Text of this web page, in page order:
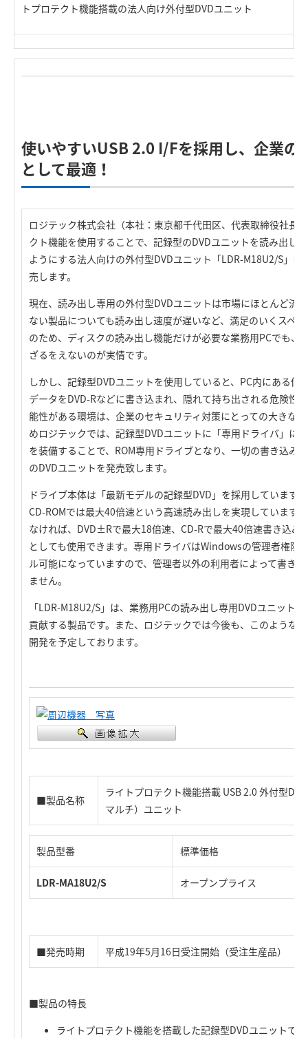
トプロテクト機能搭載の法人向け外付型DVDユニット
使いやすいUSB 2.0 I/Fを採用し、企業の
として最適！
ロジテック株式会社（本社：東京都千代田区、代表取締役社長
クト機能を使用することで、記録型のDVDユニットを読み出し
ようにする法人向けの外付型DVDユニット「LDR-M18U2/S」
売します。
現在、読み出し専用の外付型DVDユニットは市場にほとんど流
ない製品についても読み出し速度が遅いなど、満足のいくスペ
のため、ディスクの読み出し機能だけが必要な業務用PCでも、
ざるをえないのが実情です。
しかし、記録型DVDユニットを使用していると、PC内にある個
データをDVD-Rなどに書き込まれ、隠れて持ち出される危険性
能性がある環境は、企業のセキュリティ対策にとっての大きな
めロジテックでは、記録型DVDユニットに「専用ドライバ」に
を装備することで、ROM専用ドライブとなり、一切の書き込み
のDVDユニットを発売致します。
ドライブ本体は「最新モデルの記録型DVD」を採用しています
CD-ROMでは最大40倍速という高速読み出しを実現しています
なければ、DVD±Rで最大18倍速、CD-Rで最大40倍速書き込み
としても使用できます。専用ドライバはWindowsの管理者権限
ル可能になっていますので、管理者以外の利用者によって書き
ません。
「LDR-M18U2/S」は、業務用PCの読み出し専用DVDユニット
貢献する製品です。また、ロジテックでは今後も、このような
開発を予定しております。
■製品名称
ライトプロテクト機能搭載 USB 2.0 外付型
マルチ）ユニット
製品型番 標準価格
LDR-MA18U2/S オープンプライス
■発売時期 平成19年5月16日受注開始（受注生産品）
■製品の特長
ライトプロテクト機能を搭載した記録型DVDユニットで